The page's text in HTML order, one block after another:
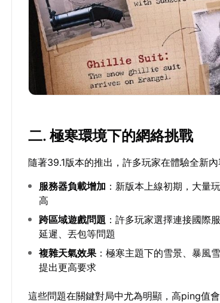
二. 極寒環境下的網絡挑戰
隨著39.1版本的推出，許多玩家在體驗全新
服務器負載增加 ：新版本上線初期，大量
高
跨區域遊戲問題 ：許多玩家選擇連接國際
延遲、丟包等問題
複雜天氣效果 ：極寒主題下的雪景、暴風
提出更高要求
這些問題在關鍵對局中尤為明顯，高ping值